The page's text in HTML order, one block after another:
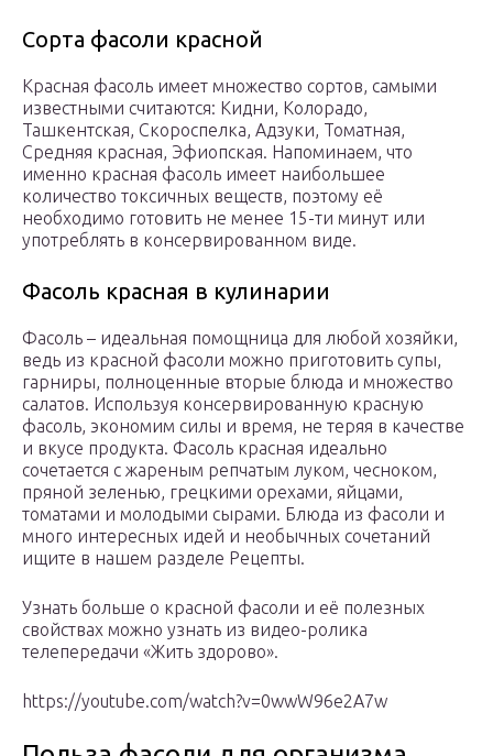
Сорта фасоли красной
Красная фасоль имеет множество сортов, самыми
известными считаются: Кидни, Колорадо,
Ташкентская, Скороспелка, Адзуки, Томатная,
Средняя красная, Эфиопская. Напоминаем, что
именно красная фасоль имеет наибольшее
количество токсичных веществ, поэтому её
необходимо готовить не менее 15-ти минут или
употреблять в консервированном виде.
Фасоль красная в кулинарии
Фасоль – идеальная помощница для любой хозяйки,
ведь из красной фасоли можно приготовить супы,
гарниры, полноценные вторые блюда и множество
салатов. Используя консервированную красную
фасоль, экономим силы и время, не теряя в качестве
и вкусе продукта. Фасоль красная идеально
сочетается с жареным репчатым луком, чесноком,
пряной зеленью, грецкими орехами, яйцами,
томатами и молодыми сырами. Блюда из фасоли и
много интересных идей и необычных сочетаний
ищите в нашем разделе Рецепты.
Узнать больше о красной фасоли и её полезных
свойствах можно узнать из видео-ролика
телепередачи «Жить здорово».
https://youtube.com/watch?v=0wwW96e2A7w